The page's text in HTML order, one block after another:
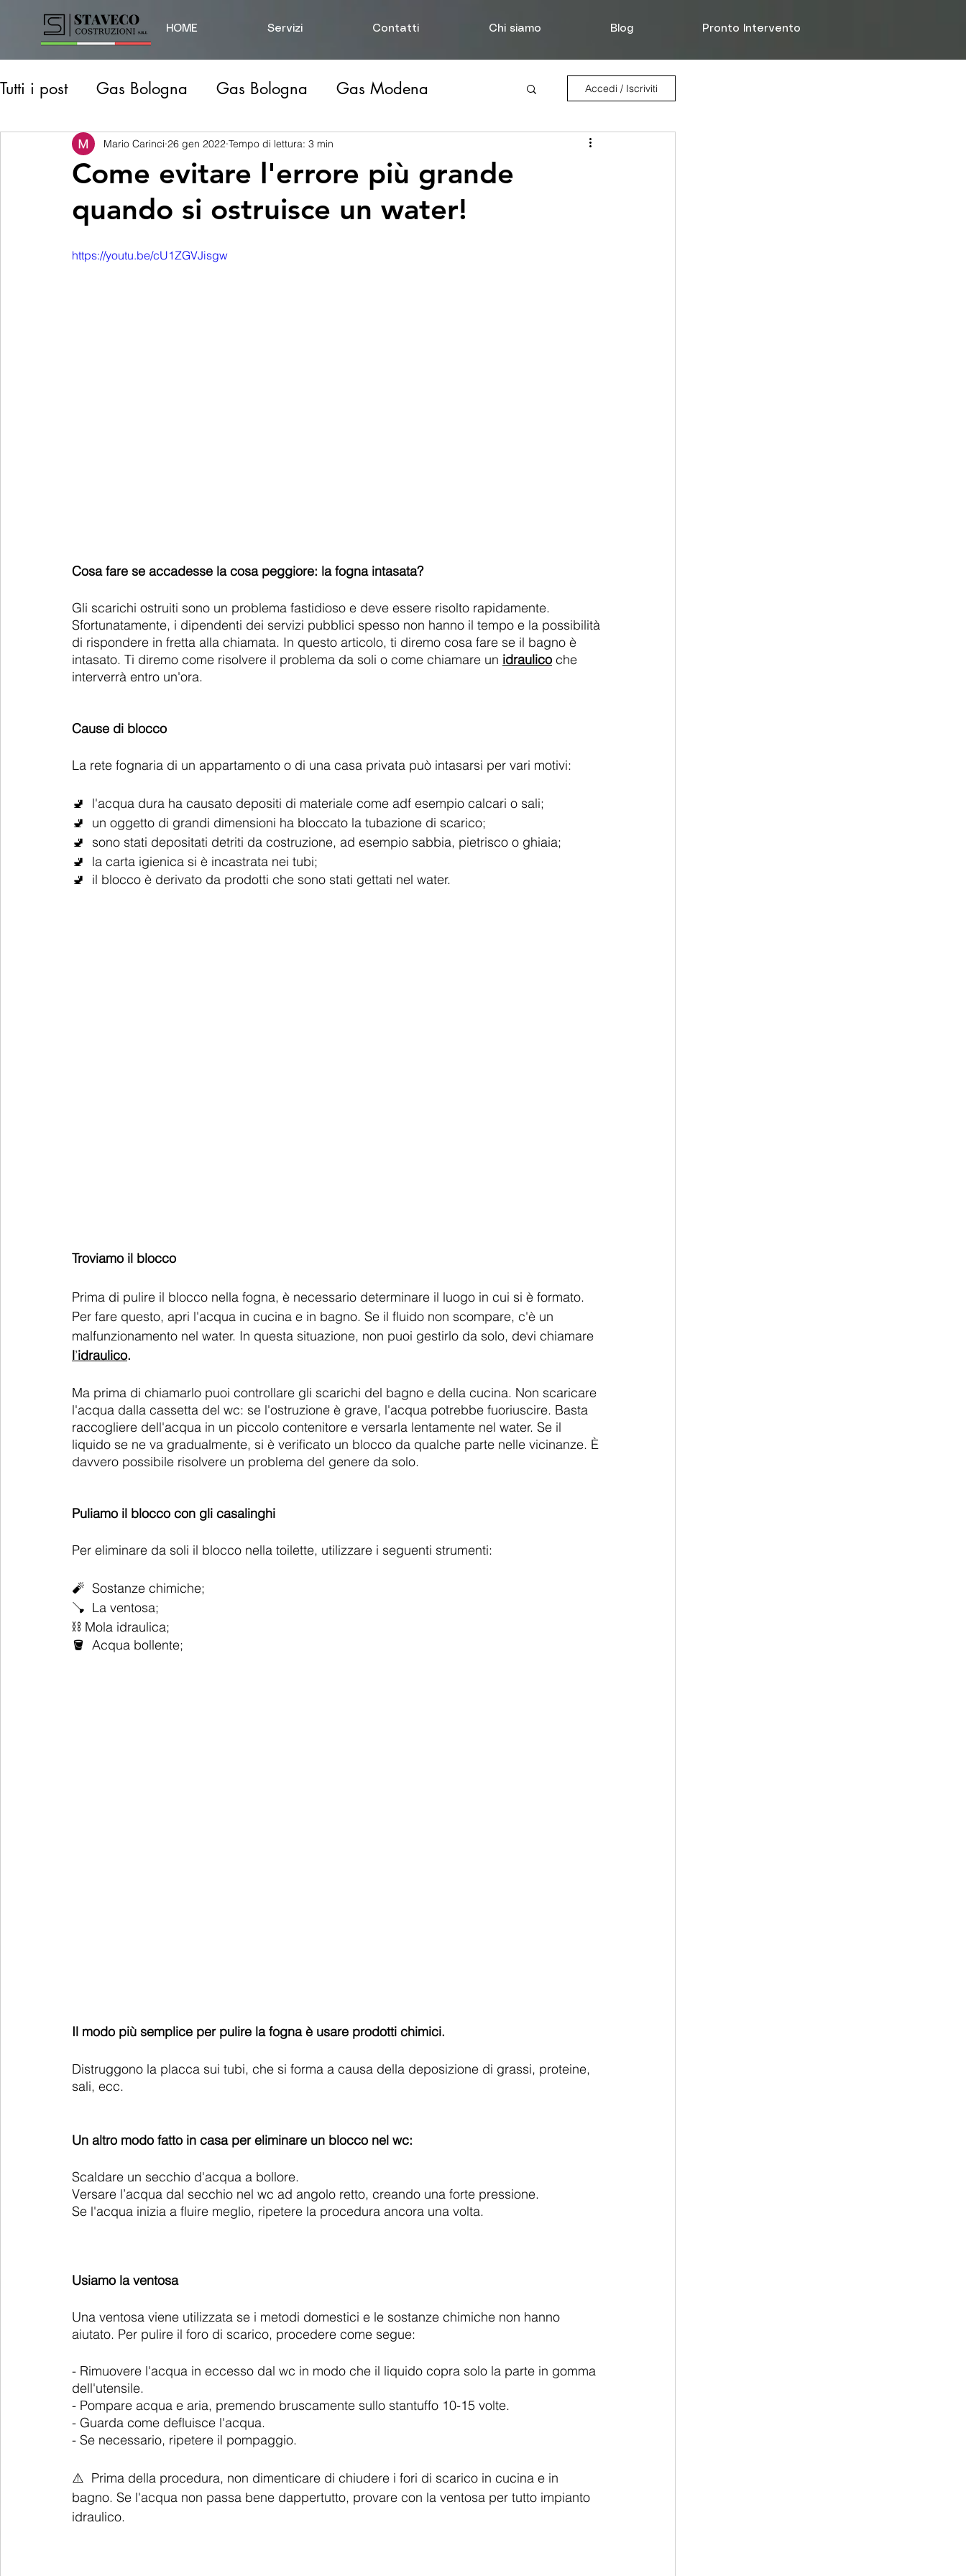
HOME Servizi Contatti Chi siamo Blog Pronto Intervento
Tutti i post Gas Bologna Gas Bologna Gas Modena
Gas Modena Idraulico Prov. Modena
Disostruzione Scarichi Perdita d'acqua Perdita d'acqua
Accedi / Iscriviti
Come evitare l'errore più grande
quando si ostruisce un water!
Mario Carinci 26 gen 2022 Tempo di lettura: 3 min
https://youtu.be/cU1ZGVJisgw
Cosa fare se accadesse la cosa peggiore: la fogna intasata?
Gli scarichi ostruiti sono un problema fastidioso e deve essere risolto rapidamente.
Sfortunatamente, i dipendenti dei servizi pubblici spesso non hanno il tempo e la possibilità
di rispondere in fretta alla chiamata. In questo articolo, ti diremo cosa fare se il bagno è
intasato. Ti diremo come risolvere il problema da soli o come chiamare un idraulico che
interverrà entro un'ora.
Cause di blocco
La rete fognaria di un appartamento o di una casa privata può intasarsi per vari motivi:
🚽  l'acqua dura ha causato depositi di materiale come adf esempio calcari o sali;
🚽  un oggetto di grandi dimensioni ha bloccato la tubazione di scarico;
🚽  sono stati depositati detriti da costruzione, ad esempio sabbia, pietrisco o ghiaia;
🚽  la carta igienica si è incastrata nei tubi;
🚽  il blocco è derivato da prodotti che sono stati gettati nel water.
Troviamo il blocco
Prima di pulire il blocco nella fogna, è necessario determinare il luogo in cui si è formato.
Per fare questo, apri l'acqua in cucina e in bagno. Se il fluido non scompare, c'è un
malfunzionamento nel water. In questa situazione, non puoi gestirlo da solo, devi chiamare
l’idraulico.
Ma prima di chiamarlo puoi controllare gli scarichi del bagno e della cucina. Non scaricare
l'acqua dalla cassetta del wc: se l'ostruzione è grave, l'acqua potrebbe fuoriuscire. Basta
raccogliere dell'acqua in un piccolo contenitore e versarla lentamente nel water. Se il
liquido se ne va gradualmente, si è verificato un blocco da qualche parte nelle vicinanze. È
davvero possibile risolvere un problema del genere da solo.
Puliamo il blocco con gli casalinghi
Per eliminare da soli il blocco nella toilette, utilizzare i seguenti strumenti:
🧨  Sostanze chimiche;
🪠  La ventosa;
⛓️ Mola idraulica;
🪣  Acqua bollente;
Il modo più semplice per pulire la fogna è usare prodotti chimici.
Distruggono la placca sui tubi, che si forma a causa della deposizione di grassi, proteine,
sali, ecc.
Un altro modo fatto in casa per eliminare un blocco nel wc:
Scaldare un secchio d'acqua a bollore.
Versare l’acqua dal secchio nel wc ad angolo retto, creando una forte pressione.
Se l'acqua inizia a fluire meglio, ripetere la procedura ancora una volta.
Usiamo la ventosa
Una ventosa viene utilizzata se i metodi domestici e le sostanze chimiche non hanno
aiutato. Per pulire il foro di scarico, procedere come segue:
- Rimuovere l'acqua in eccesso dal wc in modo che il liquido copra solo la parte in gomma
dell'utensile.
- Pompare acqua e aria, premendo bruscamente sullo stantuffo 10-15 volte.
- Guarda come defluisce l'acqua.
- Se necessario, ripetere il pompaggio.
⚠️  Prima della procedura, non dimenticare di chiudere i fori di scarico in cucina e in
bagno. Se l'acqua non passa bene dappertutto, provare con la ventosa per tutto impianto
idraulico.